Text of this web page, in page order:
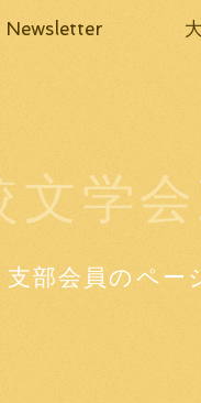
Newsletter
文学
支部会員のペー